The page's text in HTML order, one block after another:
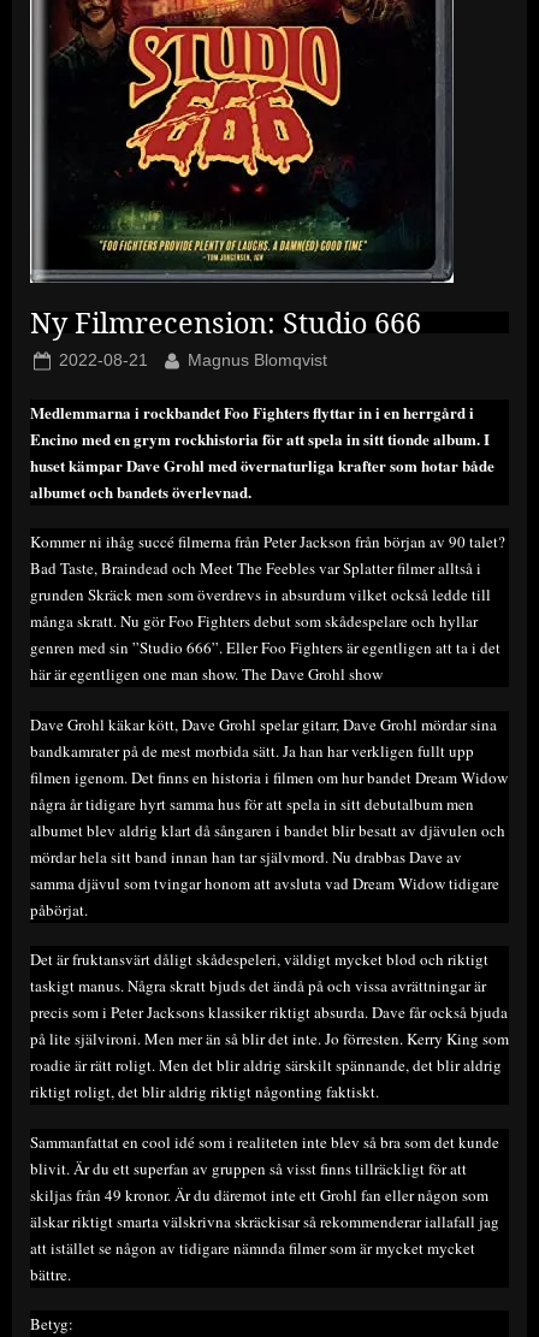
Ny Filmrecension: Studio 666
Posted
2022-08-21 By
Magnus Blomqvist
Medlemmarna i rockbandet Foo Fighters flyttar in i en herrgård i
Encino med en grym rockhistoria för att spela in sitt tionde album. I
huset kämpar Dave Grohl med övernaturliga krafter som hotar både
albumet och bandets överlevnad.
Kommer ni ihåg succé filmerna från Peter Jackson från början av 90 talet?
Bad Taste, Braindead och Meet The Feebles var Splatter filmer alltså i
grunden Skräck men som överdrevs in absurdum vilket också ledde till
många skratt. Nu gör Foo Fighters debut som skådespelare och hyllar
genren med sin ”Studio 666”. Eller Foo Fighters är egentligen att ta i det
här är egentligen one man show. The Dave Grohl show
Dave Grohl käkar kött, Dave Grohl spelar gitarr, Dave Grohl mördar sina
bandkamrater på de mest morbida sätt. Ja han har verkligen fullt upp
filmen igenom. Det finns en historia i filmen om hur bandet Dream Widow
några år tidigare hyrt samma hus för att spela in sitt debutalbum men
albumet blev aldrig klart då sångaren i bandet blir besatt av djävulen och
mördar hela sitt band innan han tar självmord. Nu drabbas Dave av
samma djävul som tvingar honom att avsluta vad Dream Widow tidigare
påbörjat.
Det är fruktansvärt dåligt skådespeleri, väldigt mycket blod och riktigt
taskigt manus. Några skratt bjuds det ändå på och vissa avrättningar är
precis som i Peter Jacksons klassiker riktigt absurda. Dave får också bjuda
på lite självironi. Men mer än så blir det inte. Jo förresten. Kerry King som
roadie är rätt roligt. Men det blir aldrig särskilt spännande, det blir aldrig
riktigt roligt, det blir aldrig riktigt någonting faktiskt.
Sammanfattat en cool idé som i realiteten inte blev så bra som det kunde
blivit. Är du ett superfan av gruppen så visst finns tillräckligt för att
skiljas från 49 kronor. Är du däremot inte ett Grohl fan eller någon som
älskar riktigt smarta välskrivna skräckisar så rekommenderar iallafall jag
att istället se någon av tidigare nämnda filmer som är mycket mycket
bättre.
Betyg: